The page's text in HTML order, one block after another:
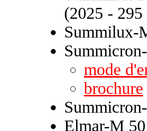
(2025 - 295
Summilux-
mode
brochure
Elmar-M